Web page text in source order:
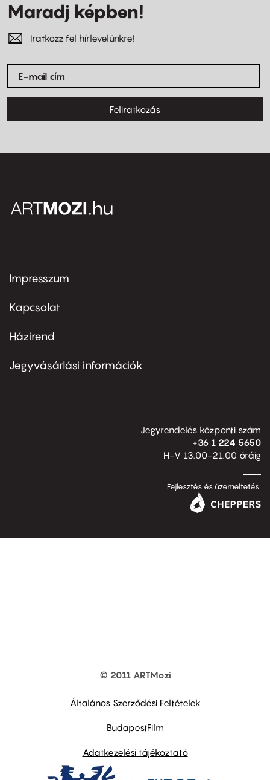
Maradj képben!
Iratkozz fel hírlevelünkre!
Feliratkozás
Footer
first
Impresszum
Kapcsolat
Footer
second
Házirend
Jegyvásárlási információk
Jegyrendelés központi szám
+36 1 224 5650
H-V 13.00-21.00 óráig
Fejlesztés és üzemeltetés:
© 2011 ARTMozi
Általános Szerződési Feltételek
BudapestFilm
Adatkezelési tájékoztató